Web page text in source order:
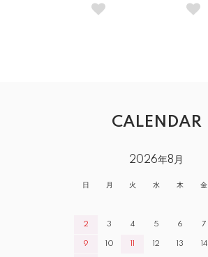
CALENDAR
2026年8月
日 月 火 水 木 金
2 3 4 5 6 7
9 10 11 12 13 14